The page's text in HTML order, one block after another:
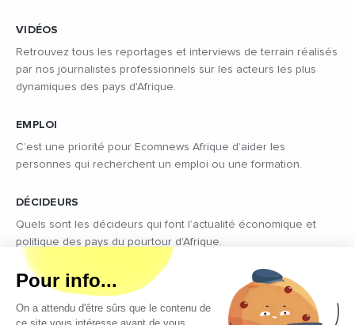
VIDÉOS
Retrouvez tous les reportages et interviews de terrain réalisés
par nos journalistes professionnels sur les acteurs les plus
dynamiques des pays d'Afrique.
EMPLOI
C’est une priorité pour Ecomnews Afrique d’aider les
personnes qui recherchent un emploi ou une formation.
DÉCIDEURS
Quels sont les décideurs qui font l’actualité économique et
politique des pays du pourtour d'Afrique.